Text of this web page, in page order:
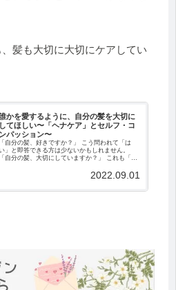
髪も大切に大切にケアしてい
かを愛するように、自分の髪を大切に
してほしい〜「ヘナケア」とセルフ・コ
ンパッション〜
「自分の髪、好きですか？」 こう問われて「は
」と即答できる方は少ないかもしれません。
「自分の髪、大切にしていますか？」 これも「は
「髪」は、毎日、目にする、とても身近なもの。
2022.09.01